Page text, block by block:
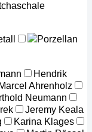
Porzellan
Hendrik
Marcel Ahrenholz
Neumann
Jeremy Keala
Karina Klages